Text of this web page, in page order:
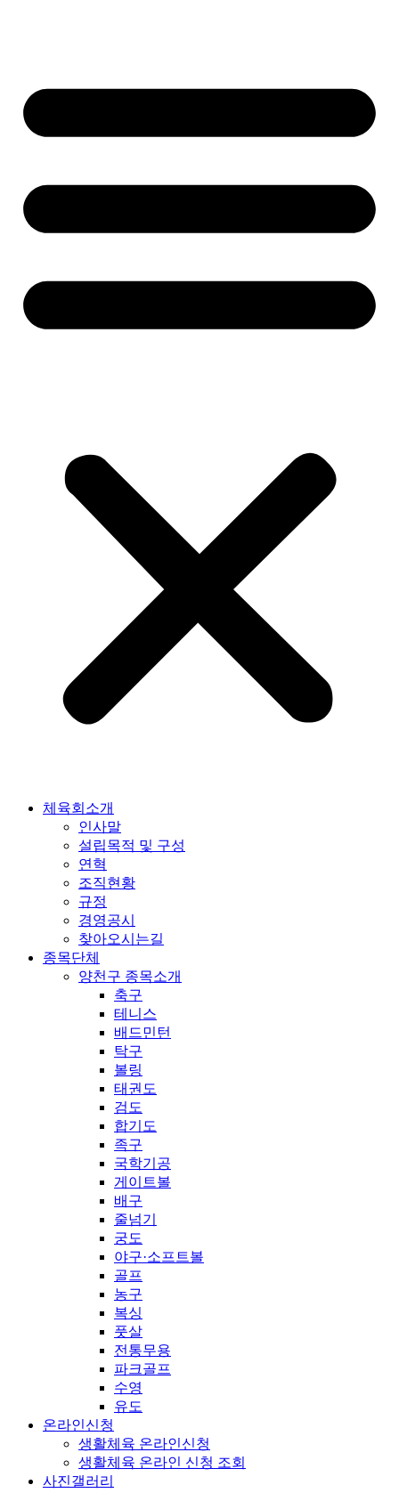
체육회소개
인사말
설립목적 및 구성
연혁
조직현황
규정
경영공시
찾아오시는길
종목단체
양천구 종목소개
축구
테니스
배드민턴
탁구
볼링
태권도
검도
합기도
족구
국학기공
게이트볼
배구
줄넘기
궁도
야구·소프트볼
골프
농구
복싱
풋살
전통무용
파크골프
수영
유도
온라인신청
생활체육 온라인신청
생활체육 온라인 신청 조회
사진갤러리